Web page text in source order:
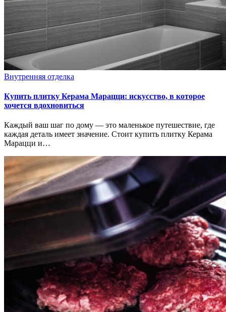
Внутренняя отделка
Купить плитку Керама Марацци: искусство, в которое
хочется вдохновиться
Каждый ваш шаг по дому — это маленькое путешествие, где
каждая деталь имеет значение. Стоит купить плитку Керама
Марацци и…